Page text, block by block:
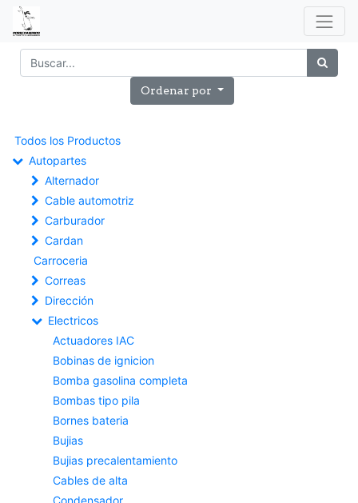
Ordenar por
Todos los Productos
Autopartes
Alternador
Cable automotriz
Carburador
Cardan
Carroceria
Correas
Dirección
Electricos
Actuadores IAC
Bobinas de ignicion
Bomba gasolina completa
Bombas tipo pila
Bornes bateria
Bujias
Bujias precalentamiento
Cables de alta
Condensador